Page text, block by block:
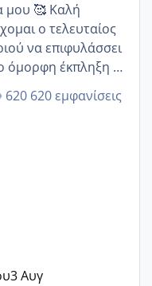
μου 🥰 Καλή
ο τελευταίος
να επιφυλάσσει
όμορφη έκπληξη 🧿
@Christi.D.
620 εμφανίσεις
3 Αυγ